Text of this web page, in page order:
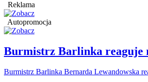
Reklama
Autopromocja
Burmistrz Barlinka reaguje
Burmistrz Barlinka Bernarda Lewandowska